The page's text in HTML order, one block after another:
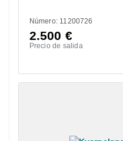
Número: 11200726
2.500 €
Precio de salida